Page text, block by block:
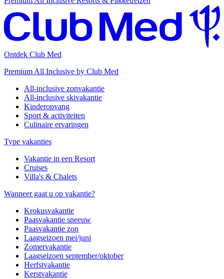
Ontdek Club Med
Premium All Inclusive by Club Med
All-inclusive zonvakantie
All-inclusive skivakantie
Kinderopvang
Sport & activiteiten
Culinaire ervaringen
Type vakanties
Vakantie in een Resort
Cruises
Villa's & Chalets
Wanneer gaat u op vakantie?
Krokusvakantie
Paasvakantie sneeuw
Paasvakantie zon
Laagseizoen mei/juni
Zomervakantie
Laagseizoen september/oktober
Herfstvakantie
Kerstvakantie